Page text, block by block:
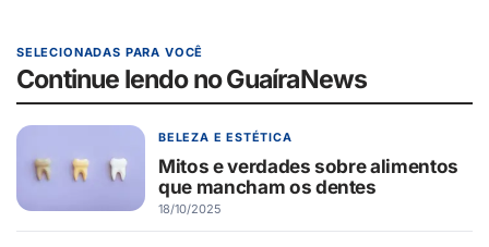
SELECIONADAS PARA VOCÊ
Continue lendo no GuaíraNews
BELEZA E ESTÉTICA
Mitos e verdades sobre alimentos
que mancham os dentes
18/10/2025